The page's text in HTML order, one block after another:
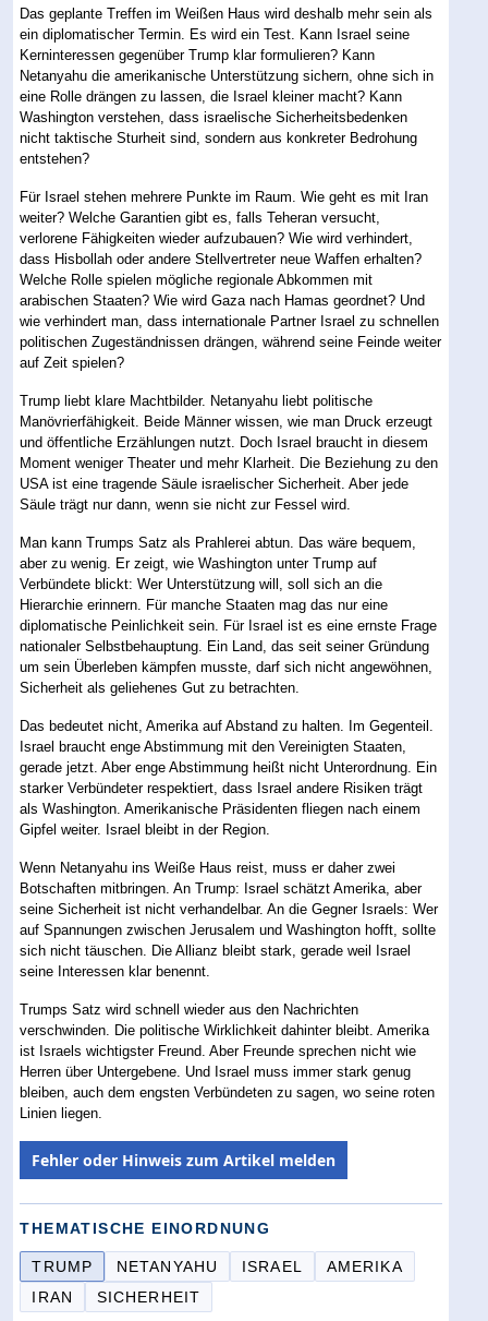
Das geplante Treffen im Weißen Haus wird deshalb mehr sein als
ein diplomatischer Termin. Es wird ein Test. Kann Israel seine
Kerninteressen gegenüber Trump klar formulieren? Kann
Netanyahu die amerikanische Unterstützung sichern, ohne sich in
eine Rolle drängen zu lassen, die Israel kleiner macht? Kann
Washington verstehen, dass israelische Sicherheitsbedenken
nicht taktische Sturheit sind, sondern aus konkreter Bedrohung
entstehen?
Für Israel stehen mehrere Punkte im Raum. Wie geht es mit Iran
weiter? Welche Garantien gibt es, falls Teheran versucht,
verlorene Fähigkeiten wieder aufzubauen? Wie wird verhindert,
dass Hisbollah oder andere Stellvertreter neue Waffen erhalten?
Welche Rolle spielen mögliche regionale Abkommen mit
arabischen Staaten? Wie wird Gaza nach Hamas geordnet? Und
wie verhindert man, dass internationale Partner Israel zu schnellen
politischen Zugeständnissen drängen, während seine Feinde weiter
auf Zeit spielen?
Trump liebt klare Machtbilder. Netanyahu liebt politische
Manövrierfähigkeit. Beide Männer wissen, wie man Druck erzeugt
und öffentliche Erzählungen nutzt. Doch Israel braucht in diesem
Moment weniger Theater und mehr Klarheit. Die Beziehung zu den
USA ist eine tragende Säule israelischer Sicherheit. Aber jede
Säule trägt nur dann, wenn sie nicht zur Fessel wird.
Man kann Trumps Satz als Prahlerei abtun. Das wäre bequem,
aber zu wenig. Er zeigt, wie Washington unter Trump auf
Verbündete blickt: Wer Unterstützung will, soll sich an die
Hierarchie erinnern. Für manche Staaten mag das nur eine
diplomatische Peinlichkeit sein. Für Israel ist es eine ernste Frage
nationaler Selbstbehauptung. Ein Land, das seit seiner Gründung
um sein Überleben kämpfen musste, darf sich nicht angewöhnen,
Sicherheit als geliehenes Gut zu betrachten.
Das bedeutet nicht, Amerika auf Abstand zu halten. Im Gegenteil.
Israel braucht enge Abstimmung mit den Vereinigten Staaten,
gerade jetzt. Aber enge Abstimmung heißt nicht Unterordnung. Ein
starker Verbündeter respektiert, dass Israel andere Risiken trägt
als Washington. Amerikanische Präsidenten fliegen nach einem
Gipfel weiter. Israel bleibt in der Region.
Wenn Netanyahu ins Weiße Haus reist, muss er daher zwei
Botschaften mitbringen. An Trump: Israel schätzt Amerika, aber
seine Sicherheit ist nicht verhandelbar. An die Gegner Israels: Wer
auf Spannungen zwischen Jerusalem und Washington hofft, sollte
sich nicht täuschen. Die Allianz bleibt stark, gerade weil Israel
seine Interessen klar benennt.
Trumps Satz wird schnell wieder aus den Nachrichten
verschwinden. Die politische Wirklichkeit dahinter bleibt. Amerika
ist Israels wichtigster Freund. Aber Freunde sprechen nicht wie
Herren über Untergebene. Und Israel muss immer stark genug
bleiben, auch dem engsten Verbündeten zu sagen, wo seine roten
Linien liegen.
Fehler oder Hinweis zum Artikel melden
THEMATISCHE EINORDNUNG
TRUMP NETANYAHU ISRAEL
AMERIKA
IRAN
SICHERHEIT